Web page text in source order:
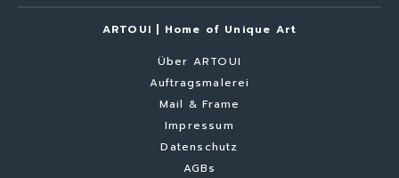
ARTOUI | Home of Unique Art
Über ARTOUI
Auftragsmalerei
Mail & Frame
Impressum
Datenschutz
AGBs